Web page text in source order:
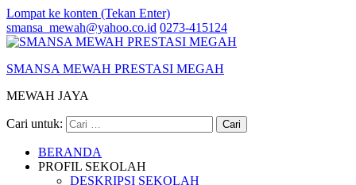
Lompat ke konten (Tekan Enter)
smansa_mewah@yahoo.co.id 0273-415124
SMANSA MEWAH PRESTASI MEGAH
MEWAH JAYA
Cari untuk:
BERANDA
PROFIL SEKOLAH
DESKRIPSI SEKOLAH